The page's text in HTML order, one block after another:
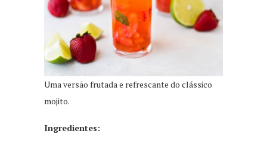
Uma versão frutada e refrescante do clássico
mojito.
Ingredientes: